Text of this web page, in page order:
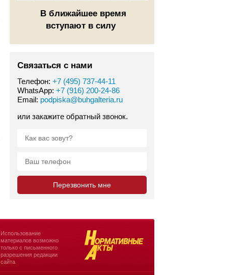
В ближайшее время
вступают в силу
Связаться с нами
Телефон: +7 (495) 737-44-11
WhatsApp: +7 (916) 200-24-86
Email: podpiska@buhgalteria.ru
или закажите обратный звонок.
Использование
материалов возможно
только с письменного
разрешения редакции
сайта